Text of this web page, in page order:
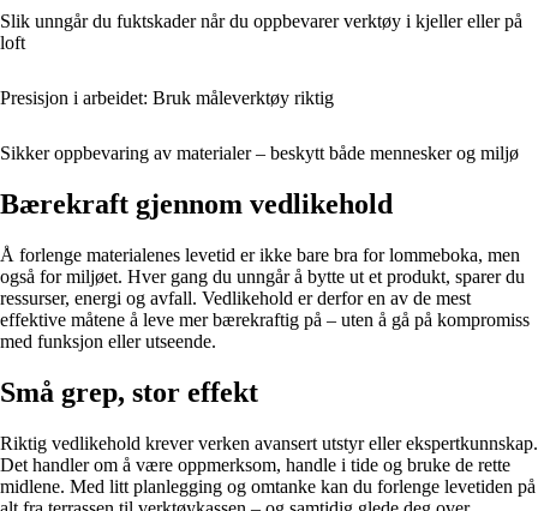
Slik unngår du fuktskader når du oppbevarer verktøy i kjeller eller på
loft
Presisjon i arbeidet: Bruk måleverktøy riktig
Sikker oppbevaring av materialer – beskytt både mennesker og miljø
Bærekraft gjennom vedlikehold
Å forlenge materialenes levetid er ikke bare bra for lommeboka, men
også for miljøet. Hver gang du unngår å bytte ut et produkt, sparer du
ressurser, energi og avfall. Vedlikehold er derfor en av de mest
effektive måtene å leve mer bærekraftig på – uten å gå på kompromiss
med funksjon eller utseende.
Små grep, stor effekt
Riktig vedlikehold krever verken avansert utstyr eller ekspertkunnskap.
Det handler om å være oppmerksom, handle i tide og bruke de rette
midlene. Med litt planlegging og omtanke kan du forlenge levetiden på